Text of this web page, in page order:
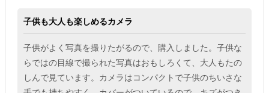
子供も大人も楽しめるカメラ
子供がよく写真を撮りたがるので、購入しました。子供な
らではの目線で撮られた写真はおもしろくて、大人もたの
しんで見ています。カメラはコンパクトで子供のちいさな